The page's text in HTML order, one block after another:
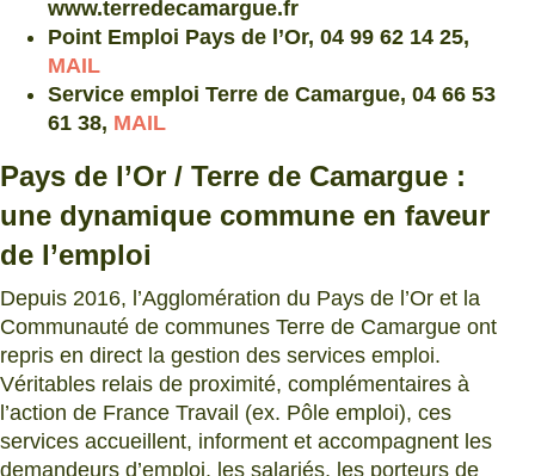
www.terredecamargue.fr
Point Emploi Pays de l’Or, 04 99 62 14 25,
MAIL
Service emploi Terre de Camargue, 04 66 53
61 38, MAIL
Pays de l’Or / Terre de Camargue :
une dynamique commune en faveur
de l’emploi
Depuis 2016, l’Agglomération du Pays de l’Or et la
Communauté de communes Terre de Camargue ont
repris en direct la gestion des services emploi.
Véritables relais de proximité, complémentaires à
l’action de France Travail (ex. Pôle emploi), ces
services accueillent, informent et accompagnent les
demandeurs d’emploi, les salariés, les porteurs de